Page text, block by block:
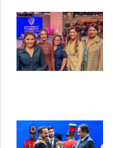
tengan buen
yo no tuve
esta. El mundo
ahora tenemos
niños para ese
cambiar la forma
estudiantes